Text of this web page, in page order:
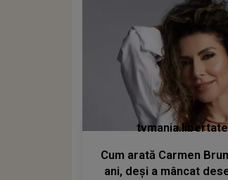
Cum arată Carmen
ani, deși a mâncat